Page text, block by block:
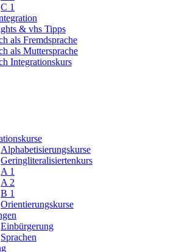
C 1
& vhs Tipps
als Fremdsprache
als Muttersprache
Integrationskurs
Alphabetisierungskurse
Geringliteralisiertenkurs
A 1
A 2
B 1
Orientierungskurse
Einbürgerung
Sprachen